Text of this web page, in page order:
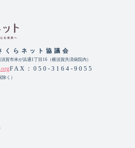
らネット協議会
賀市米が浜通1丁目16（横須賀共済病院内）
FAX：050-3164-9055
く）